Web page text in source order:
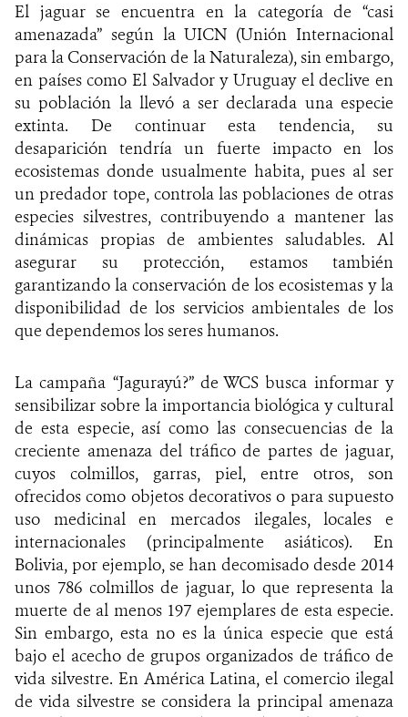
El jaguar se encuentra en la categoría de “casi
amenazada” según la UICN (Unión Internacional
para la Conservación de la Naturaleza), sin embargo,
en países como El Salvador y Uruguay el declive en
su población la llevó a ser declarada una especie
extinta. De continuar esta tendencia, su
desaparición tendría un fuerte impacto en los
ecosistemas donde usualmente habita, pues al ser
un predador tope, controla las poblaciones de otras
especies silvestres, contribuyendo a mantener las
dinámicas propias de ambientes saludables. Al
asegurar su protección, estamos también
garantizando la conservación de los ecosistemas y la
disponibilidad de los servicios ambientales de los
que dependemos los seres humanos.
La campaña “Jagurayú?” de WCS busca informar y
sensibilizar sobre la importancia biológica y cultural
de esta especie, así como las consecuencias de la
creciente amenaza del tráfico de partes de jaguar,
cuyos colmillos, garras, piel, entre otros, son
ofrecidos como objetos decorativos o para supuesto
uso medicinal en mercados ilegales, locales e
internacionales (principalmente asiáticos). En
Bolivia, por ejemplo, se han decomisado desde 2014
unos 786 colmillos de jaguar, lo que representa la
muerte de al menos 197 ejemplares de esta especie.
Sin embargo, esta no es la única especie que está
bajo el acecho de grupos organizados de tráfico de
vida silvestre. En América Latina, el comercio ilegal
de vida silvestre se considera la principal amenaza